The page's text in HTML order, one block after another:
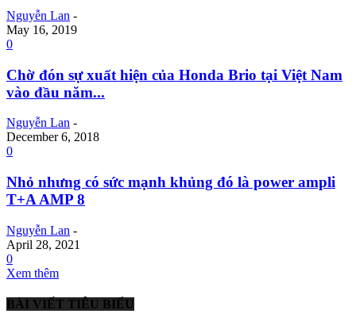
Nguyễn Lan -
May 16, 2019
0
Chờ đón sự xuất hiện của Honda Brio tại Việt Nam
vào đầu năm...
Nguyễn Lan -
December 6, 2018
0
Nhỏ nhưng có sức mạnh khủng đó là power ampli
T+A AMP 8
Nguyễn Lan -
April 28, 2021
0
Xem thêm
BÀI VIẾT TIÊU BIỂU